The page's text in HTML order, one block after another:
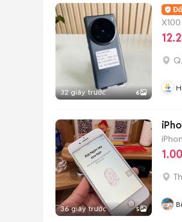
32 giây trước 6
36 giây trước 5